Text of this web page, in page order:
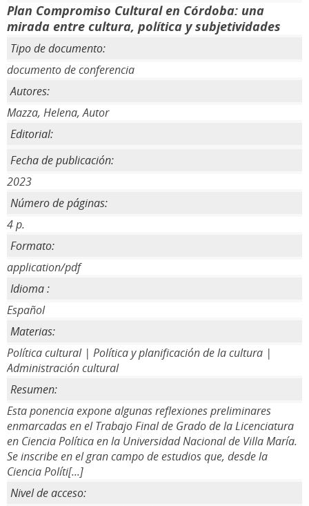
Plan Compromiso Cultural en Córdoba: una
mirada entre cultura, política y subjetividades
Tipo de documento:
documento de conferencia
Autores:
Mazza, Helena, Autor
Editorial:
Fecha de publicación:
2023
Número de páginas:
4 p.
Formato:
application/pdf
Idioma :
Español
Materias:
Política cultural | Política y planificación de la cultura |
Administración cultural
Resumen:
Esta ponencia expone algunas reflexiones preliminares
enmarcadas en el Trabajo Final de Grado de la Licenciatura
en Ciencia Política en la Universidad Nacional de Villa María.
Se inscribe en el gran campo de estudios que, desde la
Ciencia Políti[...]
Nivel de acceso: